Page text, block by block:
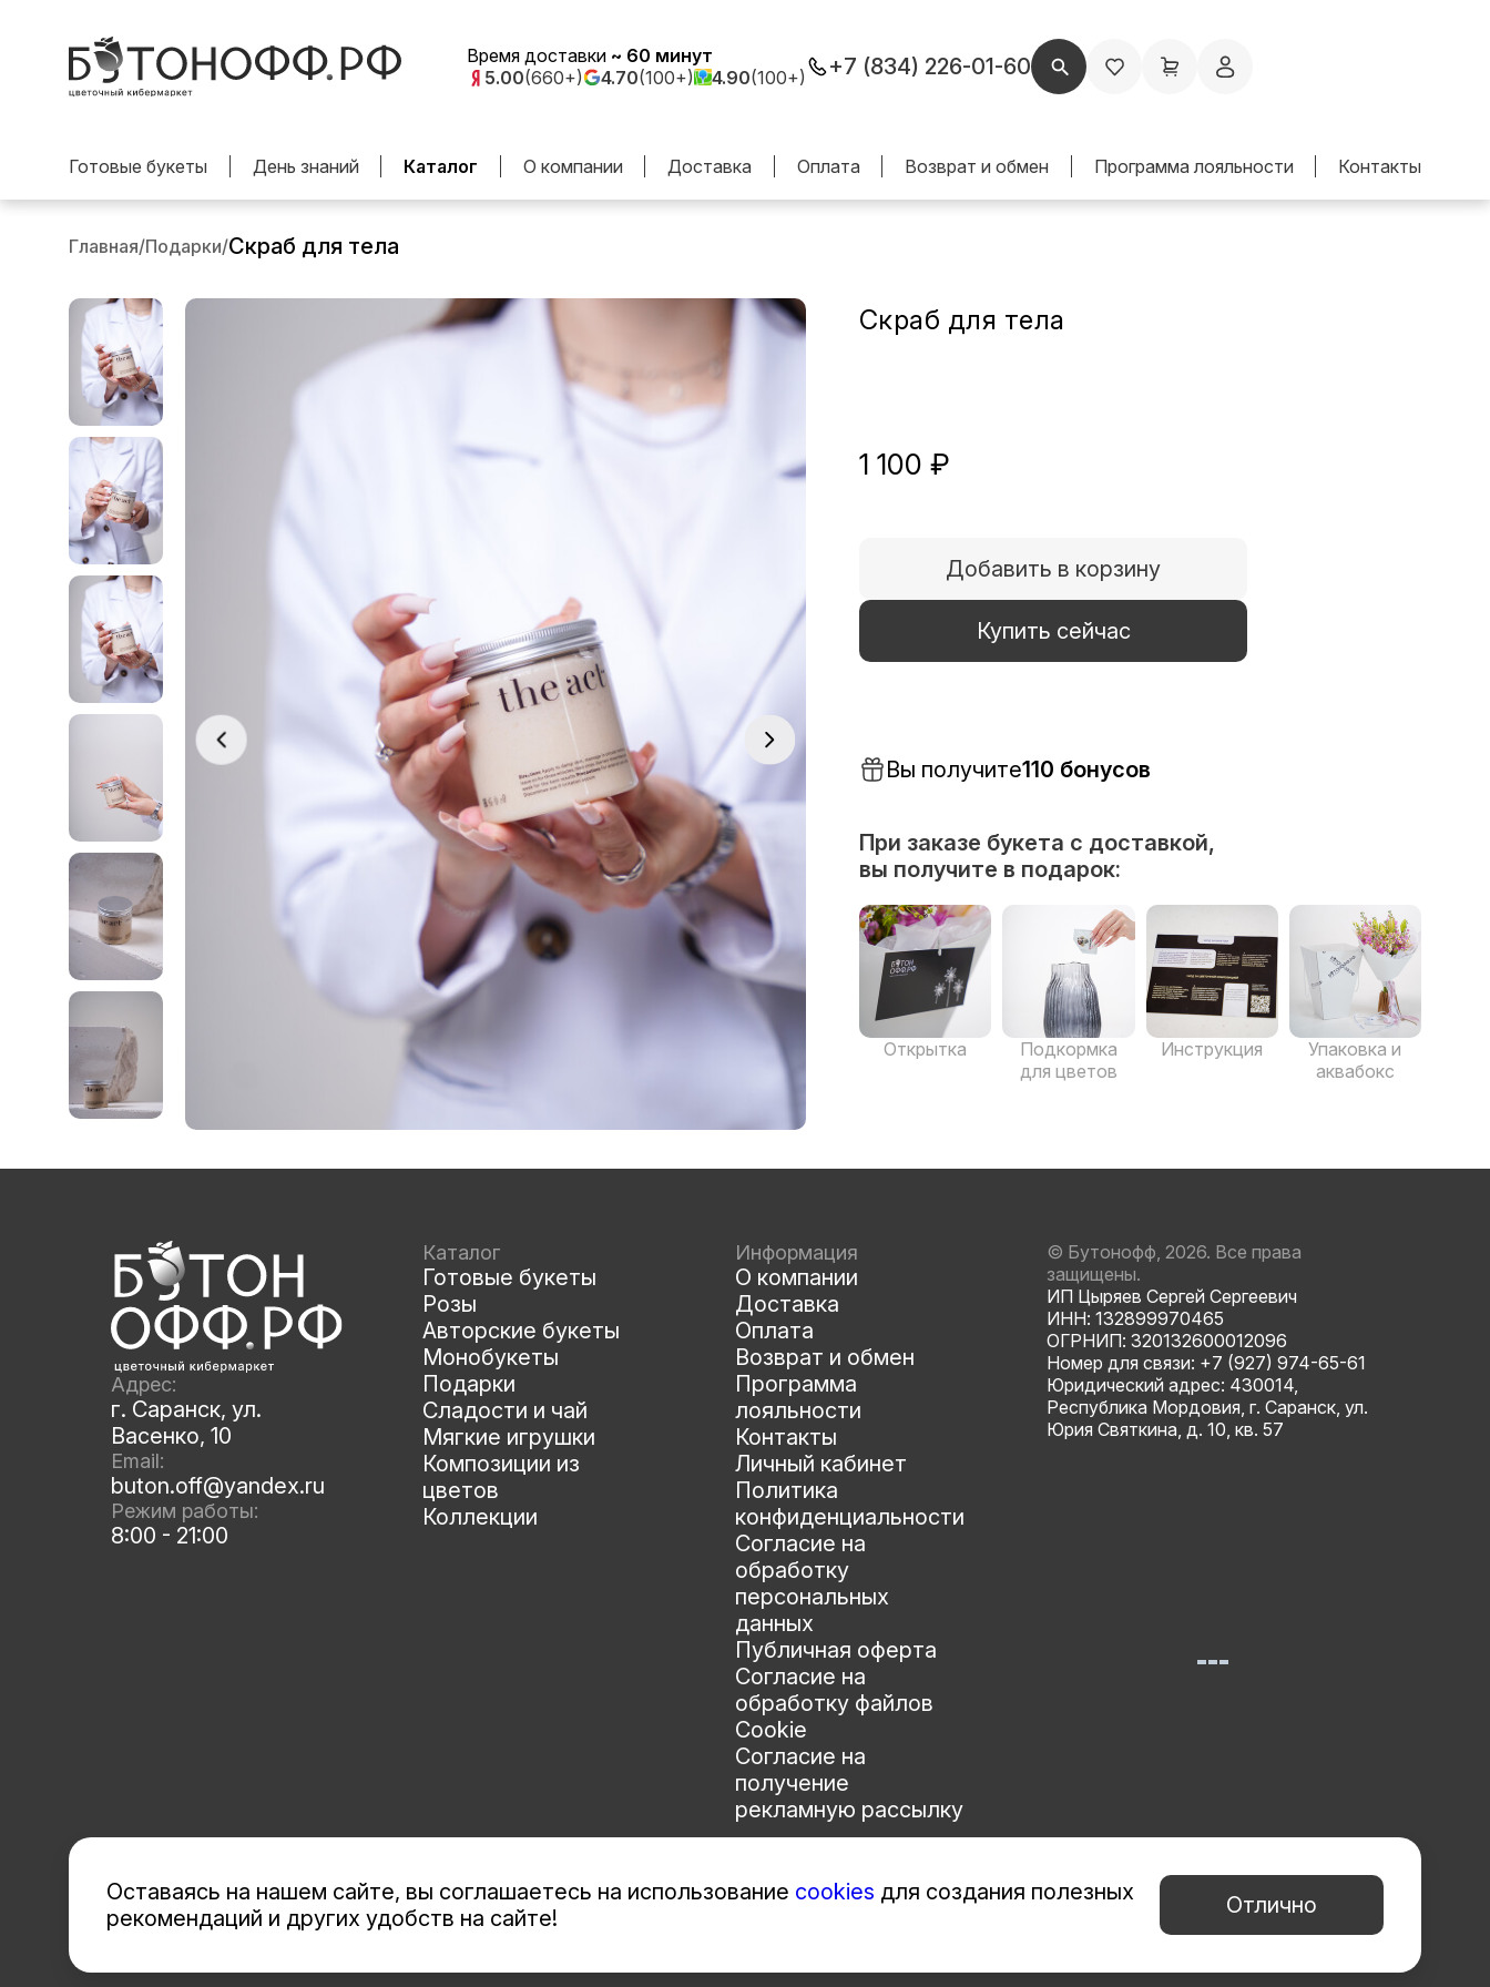
Время доставки ~ 60 минут
5.00(660+) 4.70(100+) 4.90(100+) +7 (834) 226-01-60
Готовые букеты День знаний Каталог О компании Доставка Оплата Возврат и обмен Программа лояльности Контакты
Главная/Подарки/Скраб для тела
Скраб для тела
1 100 ₽
Добавить в корзину
Купить сейчас
Вы получите110 бонусов
При заказе букета с доставкой,
вы получите в подарок:
Открытка
Подкормка
для цветов
Инструкция
Упаковка и
аквабокс
Адрес:
г. Саранск, ул.
Васенко, 10
Email:
buton.off@yandex.ru
Режим работы:
8:00 - 21:00
Каталог
Готовые букеты
Розы
Авторские букеты
Монобукеты
Подарки
Сладости и чай
Мягкие игрушки
Композиции из
цветов
Коллекции
Информация
О компании
Доставка
Оплата
Возврат и обмен
Программа
лояльности
Контакты
Личный кабинет
Политика
конфиденциальности
Согласие на
обработку
персональных
данных
Публичная оферта
Согласие на
обработку файлов
Cookie
Согласие на
получение
рекламную рассылку
© Бутонофф, 2026. Все права
защищены.
ИП Цыряев Сергей Сергеевич
ИНН: 132899970465
ОГРНИП: 320132600012096
Номер для связи: +7 (927) 974-65-61
Юридический адрес: 430014,
Республика Мордовия, г. Саранск, ул.
Юрия Святкина, д. 10, кв. 57
Оставаясь на нашем сайте, вы соглашаетесь на использование cookies для создания полезных
рекомендаций и других удобств на сайте!
Отлично